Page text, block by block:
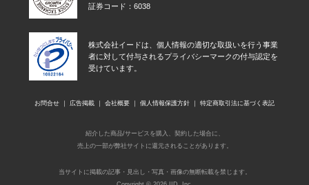
証券コード：6038
株式会社イードは、個人情報の適切な取扱いを行う事業
者に対して付与されるプライバシーマークの付与認定を
受けています。
お問合せ 広告掲載 会社概要 個人情報保護方針 特定商取引法に基づく表記
紹介した商品/サービスを購入、契約した場合に、
売上の一部が弊社サイトに還元されることがあります。
当サイトに掲載の記事・見出し・写真・画像の無断転載を禁じます。